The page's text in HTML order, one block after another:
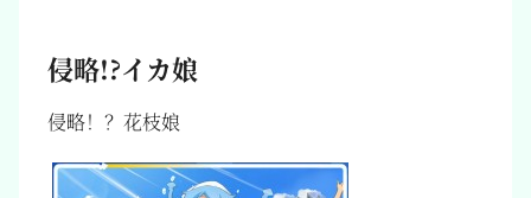
侵略!?イカ娘
侵略！？花枝娘